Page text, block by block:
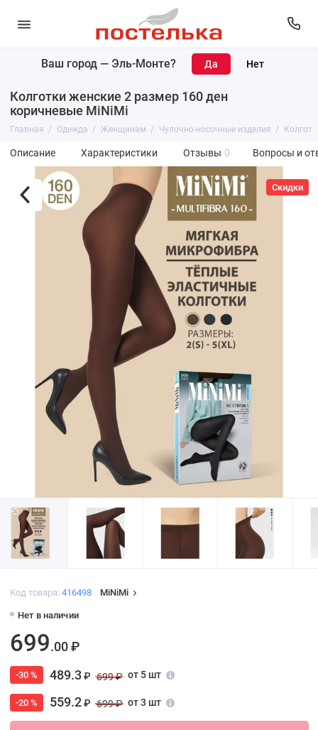
Ваш город — Эль-Монте?
Колготки женские 2 размер 160 ден
коричневые MiNiMi
Главная Одежда Женщинам Чулочно-носочные изделия
Описание Характеристики Отзывы 0 Вопросы и
Скидки
Код товара: 416498 MiNiMi
Нет в наличии
699.00 ₽
-30 % 489.3₽ 699 ₽ от 5 шт
-20 % 559.2₽ 699 ₽ от 3 шт